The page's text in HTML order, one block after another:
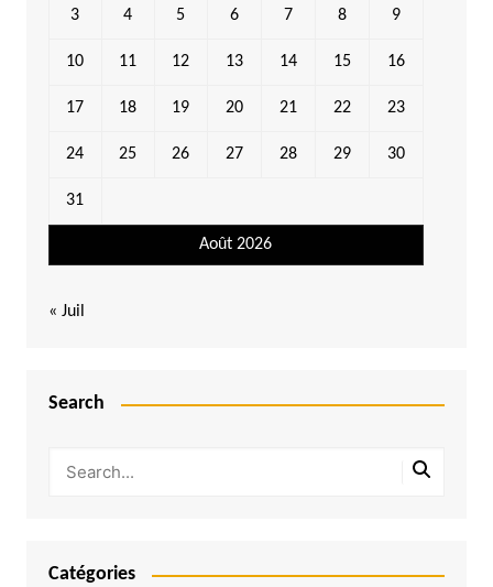
Août 2026
3 4 5 6 7 8 9
10 11 12 13 14 15 16
17 18 19 20 21 22 23
24 25 26 27 28 29 30
31
« Juil
Search
Catégories